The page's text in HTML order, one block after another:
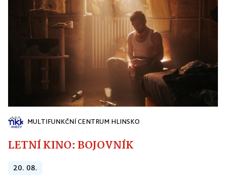
MULTIFUNKČNÍ CENTRUM HLINSKO
LETNÍ KINO: BOJOVNÍK
20. 08.